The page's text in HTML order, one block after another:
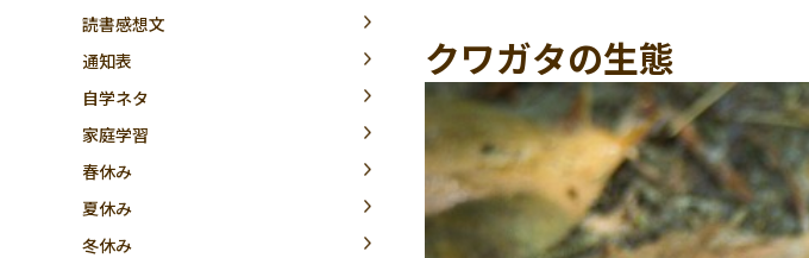
読書感想文
通知表
自学ネタ
家庭学習
春休み
夏休み
冬休み
クワガタの生態